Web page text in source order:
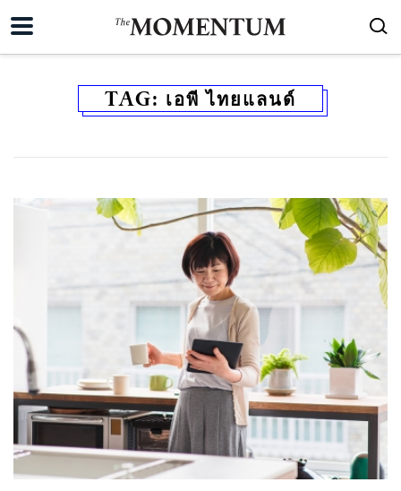
TAG: เอพี ไทยแลนด์
ค้นหา
SHARE TWEET EMAIL